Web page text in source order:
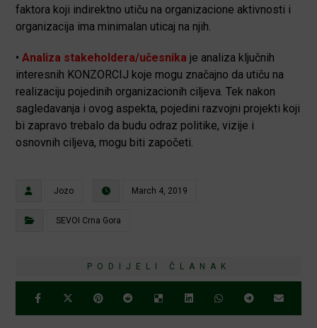
faktora koji indirektno utiču na organizacione aktivnosti i
organizacija ima minimalan uticaj na njih.
•Analiza stakeholdera/učesnika je analiza ključnih
interesnih KONZORCIJ koje mogu značajno da utiču na
realizaciju pojedinih organizacionih ciljeva. Tek nakon
sagledavanja i ovog aspekta, pojedini razvojni projekti koji
bi zapravo trebalo da budu odraz politike, vizije i
osnovnih ciljeva, mogu biti započeti.
Jozo March 4, 2019
SEVOI Crna Gora